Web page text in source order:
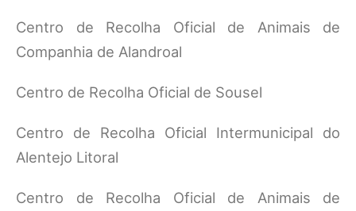
Centro de Recolha Oficial de Animais de
Companhia de Alandroal
Centro de Recolha Oficial de Sousel
Centro de Recolha Oficial Intermunicipal do
Alentejo Litoral
Centro de Recolha Oficial de Animais de